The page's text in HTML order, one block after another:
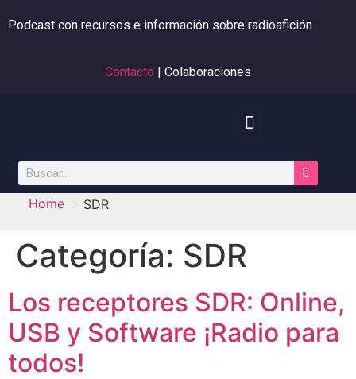
Podcast con recursos e información sobre radioafición
Contacto | Colaboraciones
Home SDR
Categoría: SDR
Los receptores SDR: Online,
USB y Software ¡Radio para
todos!